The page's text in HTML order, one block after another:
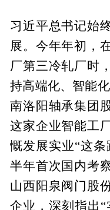
习近平总书记始
展。今年年初，
厂第三冷轧厂时
持高端化、智能
南洛阳轴承集团
这家企业智能工
慨发展实业“这
半年首次国内考
山西阳泉阀门股
企业，深刻指出